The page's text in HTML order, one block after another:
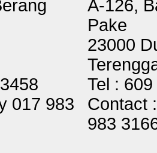
017 983
A-126,
Pake
23000
Tel :
Contact
983